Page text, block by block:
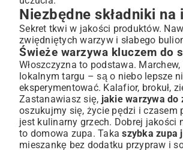
Kolejność dodawania składników do
Doprawianie i finalne akcenty
Wariacje na temat zupy jarzynowej
Wersje wegetariańskie i wegańskie
Dodatki, które wzbogacą Twoją zupę
Zupa jarzynowa z ziemniakami dla
Z czym podawać zupę jarzynową?
Chrupiące grzanki i pieczywo
Świeże zioła i inne posypki
Często zadawane pytania o zupę
Podsumowanie: Rozgrzewająca
Niezbędne składniki
Sekret tkwi w jakości produktów.
zwiędniętych warzyw i słabego
Świeże warzywa kluczem do
Włoszczyzna to podstawa.
lokalnym targu – są o niebo lepsze
eksperymentować. Kalafior, brokuł,
Zastanawiasz się, jakie warzywa do
oszukujmy się, życie pędzi i czasem
jest kulinarny grzech. Dobrej jakości
to domowa zupa. Takaszybka zupa
mieszankę bez dodatku przypraw i